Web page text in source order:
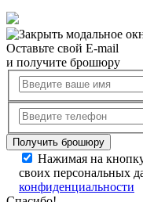
Оставьте свой E-mail
и получите брошюру
Нажимая на
своих персональных
конфиденциальности